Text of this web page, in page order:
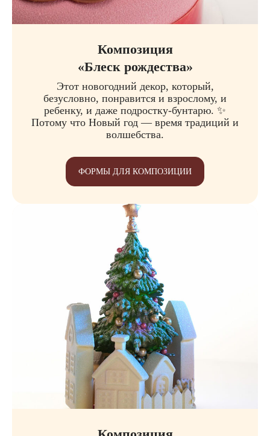
Композиция
«Блеск рождества»
Этот новогодний декор, который,
безусловно, понравится и взрослому, и
ребенку, и даже подростку-бунтарю. ✨
Потому что Новый год — время традиций и
волшебства.
ФОРМЫ ДЛЯ КОМПОЗИЦИИ